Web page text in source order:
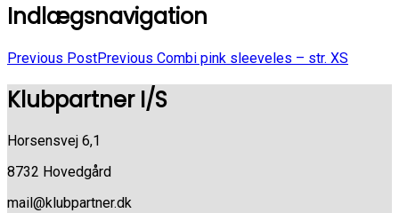
Indlægsnavigation
Previous PostPrevious Combi pink sleeveles – str. XS
Klubpartner I/S
Horsensvej 6,1
8732 Hovedgård
mail@klubpartner.dk